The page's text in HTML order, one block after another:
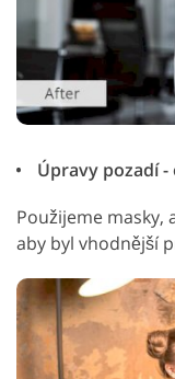
Úpravy pozadí -
Použijeme masky,
aby byl vhodnější